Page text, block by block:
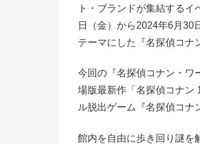
ト・ブランドが集結する
日（金）から2024年6月30
テーマにした『名探偵コナ
今回の『名探偵コナン・ワ
場版最新作「名探偵コナン
ル脱出ゲーム『名探偵コナ
館内を自由に歩き回り謎を